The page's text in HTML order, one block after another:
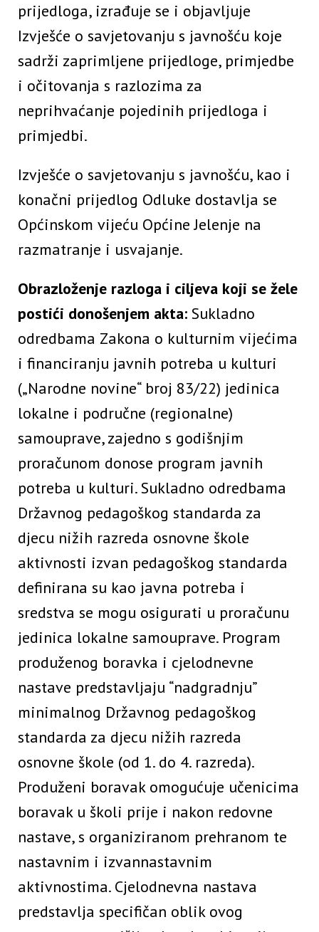
prijedloga, izrađuje se i objavljuje
Izvješće o savjetovanju s javnošću koje
sadrži zaprimljene prijedloge, primjedbe
i očitovanja s razlozima za
neprihvaćanje pojedinih prijedloga i
primjedbi.
Izvješće o savjetovanju s javnošću, kao i
konačni prijedlog Odluke dostavlja se
Općinskom vijeću Općine Jelenje na
razmatranje i usvajanje.
Obrazloženje razloga i ciljeva koji se žele
postići donošenjem akta: Sukladno
odredbama Zakona o kulturnim vijećima
i financiranju javnih potreba u kulturi
(„Narodne novine“ broj 83/22) jedinica
lokalne i područne (regionalne)
samouprave, zajedno s godišnjim
proračunom donose program javnih
potreba u kulturi. Sukladno odredbama
Državnog pedagoškog standarda za
djecu nižih razreda osnovne škole
aktivnosti izvan pedagoškog standarda
definirana su kao javna potreba i
sredstva se mogu osigurati u proračunu
jedinica lokalne samouprave. Program
produženog boravka i cjelodnevne
nastave predstavljaju “nadgradnju”
minimalnog Državnog pedagoškog
standarda za djecu nižih razreda
osnovne škole (od 1. do 4. razreda).
Produženi boravak omogućuje učenicima
boravak u školi prije i nakon redovne
nastave, s organiziranom prehranom te
nastavnim i izvannastavnim
aktivnostima. Cjelodnevna nastava
predstavlja specifičan oblik ovog